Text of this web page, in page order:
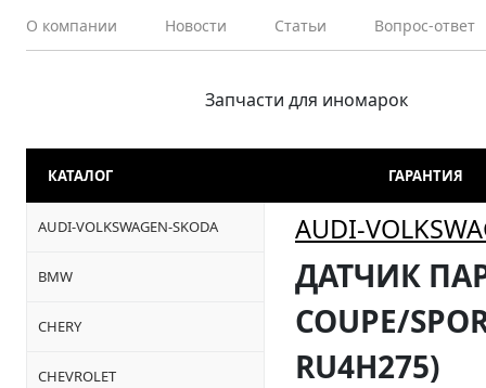
О компании Новости Статьи Вопрос-ответ
Запчасти для иномарок
КАТАЛОГ ГАРАНТИЯ
AUDI-VOLKSWAGEN-SKODA
BMW
CHERY
CHEVROLET
AUDI-
ДАТЧИК
COUPE/
RU4H275)